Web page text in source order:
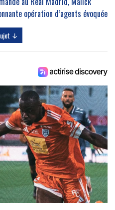
opération d’agents évoquée
↓